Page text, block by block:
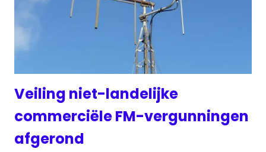
Veiling niet-landelijke
commerciële FM-vergunningen
afgerond